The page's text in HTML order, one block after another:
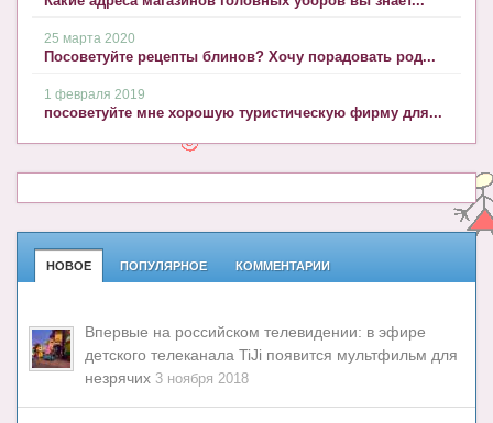
25 марта 2020
Посоветуйте рецепты блинов? Хочу порадовать род...
1 февраля 2019
посоветуйте мне хорошую туристическую фирму для...
НОВОЕ ПОПУЛЯРНОЕ КОММЕНТАРИИ
Впервые на российском телевидении: в эфире
детского телеканала TiJi появится мультфильм для
незрячих 3 ноября 2018